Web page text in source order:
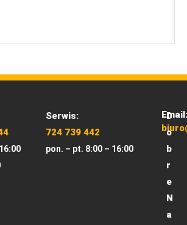
Serwis:
724 739 442
pon. – pt. 8:00 – 16:00
Email:
D
o
b
r
e
N
a